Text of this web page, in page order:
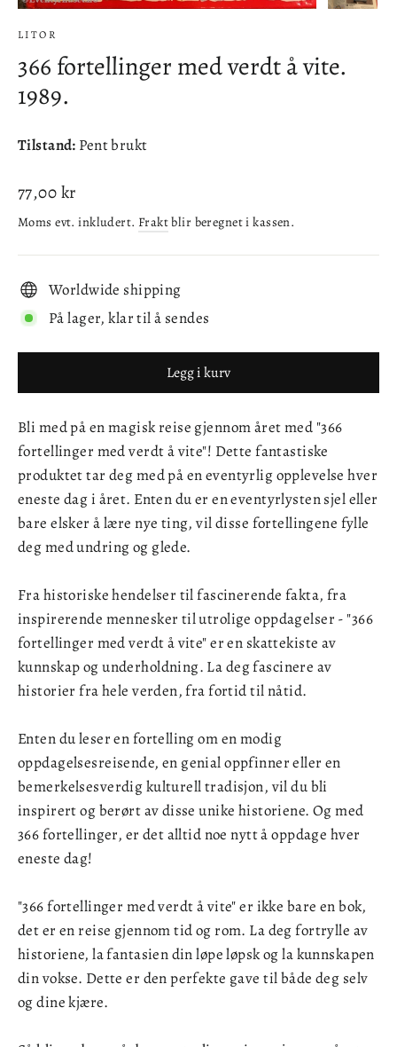
(esc)
LITOR
366 fortellinger med verdt å vite.
1989.
Tilstand: Pent brukt
Ordinær
pris
77,00 kr
Moms evt. inkludert. Fraktblir beregnet i kassen.
Worldwide shipping
På lager, klar til å sendes
Legg i kurv
Bli med på en magisk reise gjennom året med "366
fortellinger med verdt å vite"! Dette fantastiske
produktet tar deg med på en eventyrlig opplevelse hver
eneste dag i året. Enten du er en eventyrlysten sjel eller
bare elsker å lære nye ting, vil disse fortellingene fylle
deg med undring og glede.
Fra historiske hendelser til fascinerende fakta, fra
inspirerende mennesker til utrolige oppdagelser - "366
fortellinger med verdt å vite" er en skattekiste av
kunnskap og underholdning. La deg fascinere av
historier fra hele verden, fra fortid til nåtid.
Enten du leser en fortelling om en modig
oppdagelsesreisende, en genial oppfinner eller en
bemerkelsesverdig kulturell tradisjon, vil du bli
inspirert og berørt av disse unike historiene. Og med
366 fortellinger, er det alltid noe nytt å oppdage hver
eneste dag!
"366 fortellinger med verdt å vite" er ikke bare en bok,
det er en reise gjennom tid og rom. La deg fortrylle av
historiene, la fantasien din løpe løpsk og la kunnskapen
din vokse. Dette er den perfekte gave til både deg selv
og dine kjære.